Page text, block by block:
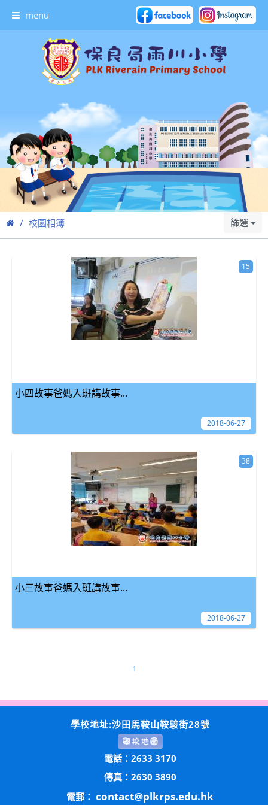
menu
校園相簿 篩選
小四故事爸媽入班講故事...
15
2018-06-27
小三故事爸媽入班講故事...
38
2018-06-27
1
學校地址:沙田馬鞍山鞍駿街28號
電話：2633 3170
傳真：2630 3890
電郵： contact@plkrps.edu.hk